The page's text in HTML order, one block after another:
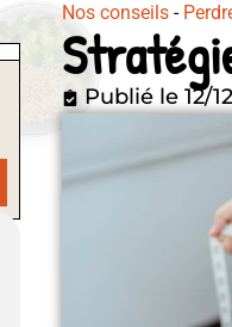
Nos conseils-
Publié le 12/